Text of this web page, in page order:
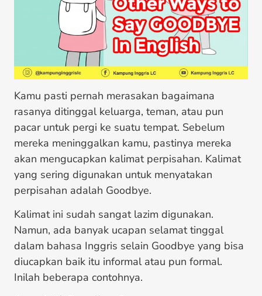
Kamu pasti pernah merasakan bagaimana
rasanya ditinggal keluarga, teman, atau pun
pacar untuk pergi ke suatu tempat. Sebelum
mereka meninggalkan kamu, pastinya mereka
akan mengucapkan kalimat perpisahan. Kalimat
yang sering digunakan untuk menyatakan
perpisahan adalah Goodbye.
Kalimat ini sudah sangat lazim digunakan.
Namun, ada banyak ucapan selamat tinggal
dalam bahasa Inggris selain Goodbye yang bisa
diucapkan baik itu informal atau pun formal.
Inilah beberapa contohnya.